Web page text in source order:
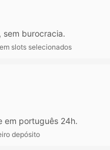
sem burocracia.
slots selecionados
em português 24h.
depósito